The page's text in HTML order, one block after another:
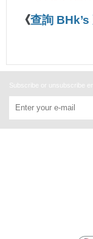
《查詢
Subscribe or unsubscribe